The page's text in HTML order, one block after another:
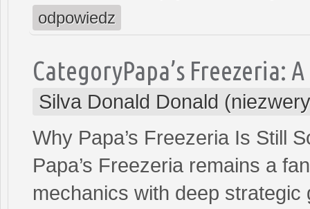
odpowiedz
CategoryPapa’s Freezeria:
Silva Donald Donald
Why Papa’s Freezeria Is Still
Papa’s Freezeria remains a
mechanics with deep